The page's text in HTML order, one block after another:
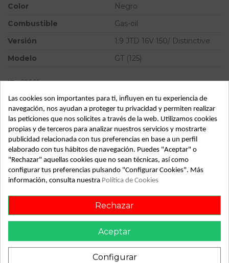
Color
Negro
Combustible
Gas-oil
Versión
1.9 JTD 16V 150/ Distinctive
Modelo
GT (125)
ID: 62665
Descripción
ALFA ROMEO GT (125) 1.9 JTD 16V 150/ DISTINCTIVE. alfa
romeo gt (125) del año 2004
También podría gustarte
Las cookies son importantes para ti, influyen en tu experiencia de
navegación, nos ayudan a proteger tu privacidad y permiten realizar
las peticiones que nos solicites a través de la web. Utilizamos cookies
propias y de terceros para analizar nuestros servicios y mostrarte
publicidad relacionada con tus preferencias en base a un perfil
elaborado con tus hábitos de navegación. Puedes "Aceptar" o
"Rechazar" aquellas cookies que no sean técnicas, así como
configurar tus preferencias pulsando "Configurar Cookies". Más
información, consulta nuestra Política de Cookies
Rechazar
Aceptar
Configurar